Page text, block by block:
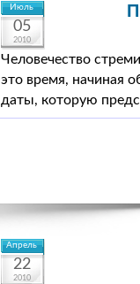
Июль
05
2010
Человечество
это время, начиная
даты, которую
Апрель
22
2010